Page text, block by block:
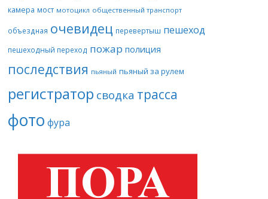
камера мост мотоцикл общественный транспорт
объездная очевидец перевертыш пешеход
пешеходный переход пожар полиция
последствия пьяный пьяный за рулем
регистратор сводка трасса
фото фура